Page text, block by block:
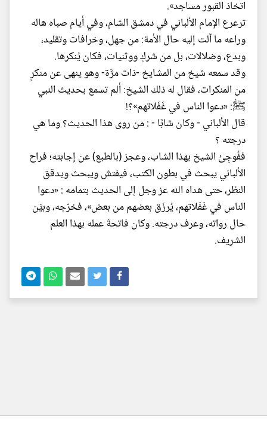
اتخاذ القبور مساجد».
ترعرع الإمام الألباني في دمشق الشام، وفي أيام صباه هاله
وراعه ما آلت إليه حال الأمة: من جهل، وخرافات وتقليد،
وبدع، وضلالات، بل من شركٍ ووثنيات، فكان يُنكرها.
وقد سمعه شيخ من المشايخ -ذات مرَّة- وهو ينهى عن منكرٍ
من المنكرات، فقال له ذلك الشيخ: ألم تسمع بحديث النبي
ﷺ: «دعوا الناس في غَفَلاتهم»؟!
قال الألباني - وكان شابًا - : من روى هذا الحديث؟ وما هي
درجته ؟
ففُوجِئ الشيخ بهذا الشاب، وعجز (بالطبع) عن إجابته؛ فراح
الألباني يبحث في بطون الكتب، فيفتش ويبحث ويدقق
النظر، حتى هداه الله عز وجل إلى الحديث بتمامه : «دعوا
الناس في غَفَلاتهم، يُرزَق بعضهم من بعض»، فخرّجه، وبيَّن
حال رواته، وعرف درجته. وكان فاتحةَ عمله بهذا العلم
الشريف.